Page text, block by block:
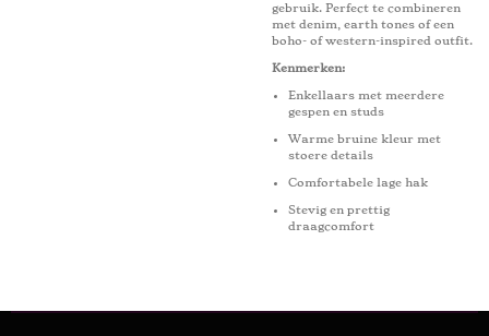
gebruik. Perfect te combineren
met denim, earth tones of een
boho- of western-inspired outfit.
Kenmerken:
Enkellaars met meerdere
gespen en studs
Warme bruine kleur met
stoere details
Comfortabele lage hak
Stevig en prettig
draagcomfort